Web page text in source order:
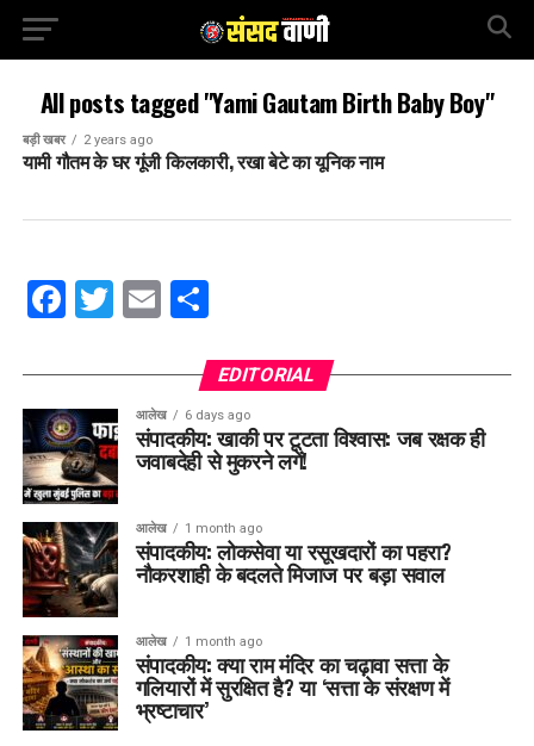
All posts tagged "Yami Gautam Birth Baby Boy"
बड़ी खबर 2 years ago
यामी गौतम के घर गूंजी किलकारी, रखा बेटे का यूनिक नाम
Facebook
Twitter
EmailShare
EDITORIAL
आलेख 6 days ago
संपादकीय: खाकी पर टूटता विश्वास: जब रक्षक ही
जवाबदेही से मुकरने लगें!
आलेख 1 month ago
संपादकीय: लोकसेवा या रसूखदारों का पहरा?
नौकरशाही के बदलते मिजाज पर बड़ा सवाल
आलेख 1 month ago
संपादकीय: क्या राम मंदिर का चढ़ावा सत्ता के
गलियारों में सुरक्षित है? या ‘सत्ता के संरक्षण में
भ्रष्टाचार’